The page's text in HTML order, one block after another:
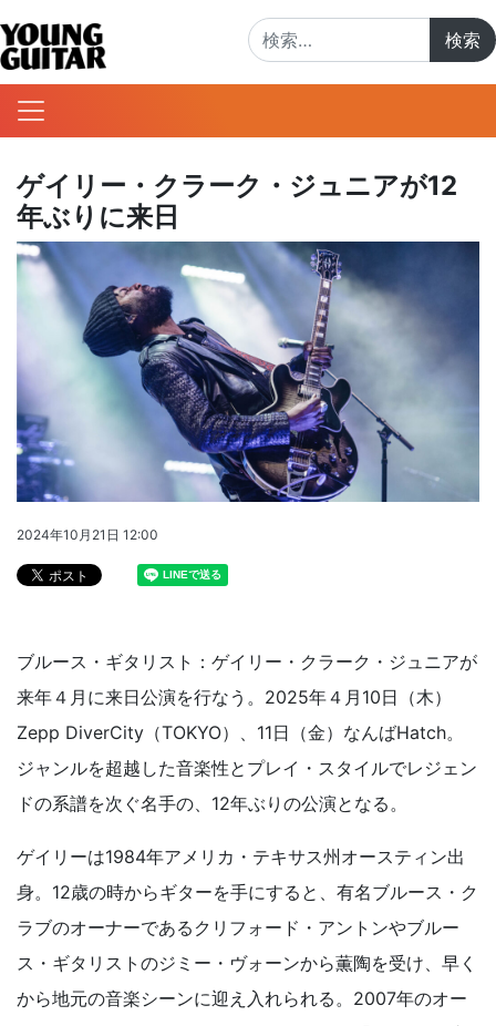
ゲイリー・クラーク・ジュニアが12
年ぶりに来日
2024年10月21日 12:00
ブルース・ギタリスト：ゲイリー・クラーク・ジュニアが
来年４月に来日公演を行なう。2025年４月10日（木）
Zepp DiverCity（TOKYO）、11日（金）なんばHatch。
ジャンルを超越した音楽性とプレイ・スタイルでレジェン
ドの系譜を次ぐ名手の、12年ぶりの公演となる。
ゲイリーは1984年アメリカ・テキサス州オースティン出
身。12歳の時からギターを手にすると、有名ブルース・ク
ラブのオーナーであるクリフォード・アントンやブルー
ス・ギタリストのジミー・ヴォーンから薫陶を受け、早く
から地元の音楽シーンに迎え入れられる。2007年のオー